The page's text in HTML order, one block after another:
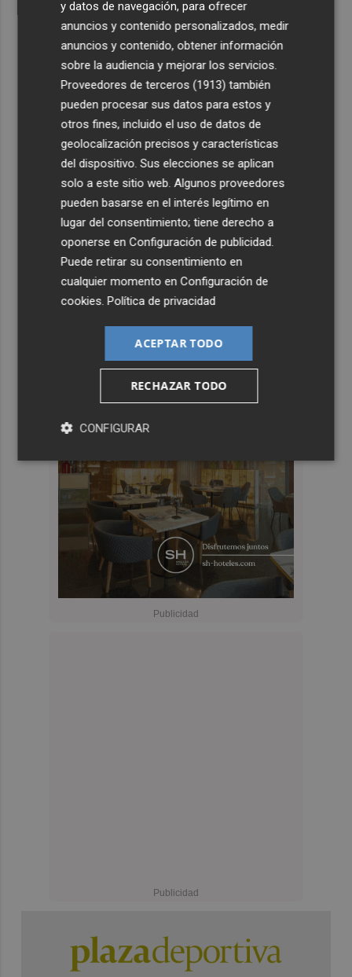
y datos de navegación, para ofrecer
anuncios y contenido personalizados, medir
anuncios y contenido, obtener información
sobre la audiencia y mejorar los servicios.
Proveedores de terceros (1913) también
pueden procesar sus datos para estos y
otros fines, incluido el uso de datos de
geolocalización precisos y características
del dispositivo. Sus elecciones se aplican
solo a este sitio web. Algunos proveedores
pueden basarse en el interés legítimo en
lugar del consentimiento; tiene derecho a
oponerse enConfiguración de publicidad
Puede retirar su consentimiento en
cualquier momento enConfiguración de
cookies .Política de privacidad
ACEPTAR TODO
RECHAZAR TODO
CONFIGURAR